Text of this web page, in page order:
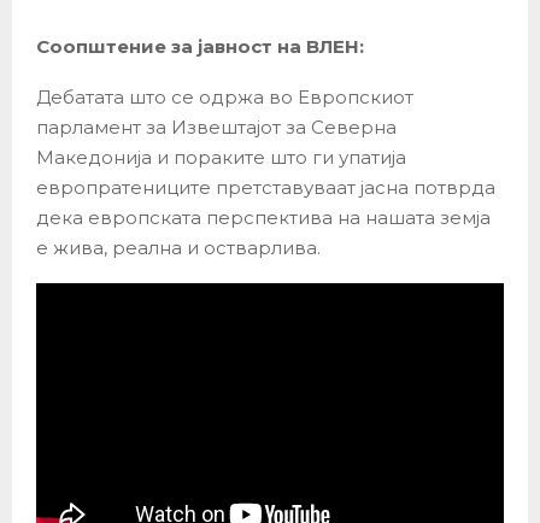
Соопштение за јавност на ВЛЕН:
Дебатата што се одржа во Европскиот
парламент за Извештајот за Северна
Македонија и пораките што ги упатија
европратениците претставуваат јасна потврда
дека европската перспектива на нашата земја
е жива, реална и остварлива.